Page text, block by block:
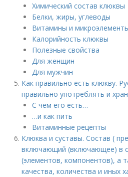
Химический состав клюквы
Белки, жиры, углеводы
Витамины и
Калорийность клюквы
Полезные свойства
Для женщин
Для мужчин
Как правильно есть клюкву.
правильно употреблять и
С чем его есть…
…и как пить
Витаминные рецепты
Клюква и суставы. Состав (
включающий (включающее) в
(элементов, компонентов), а
качества, количества и иных